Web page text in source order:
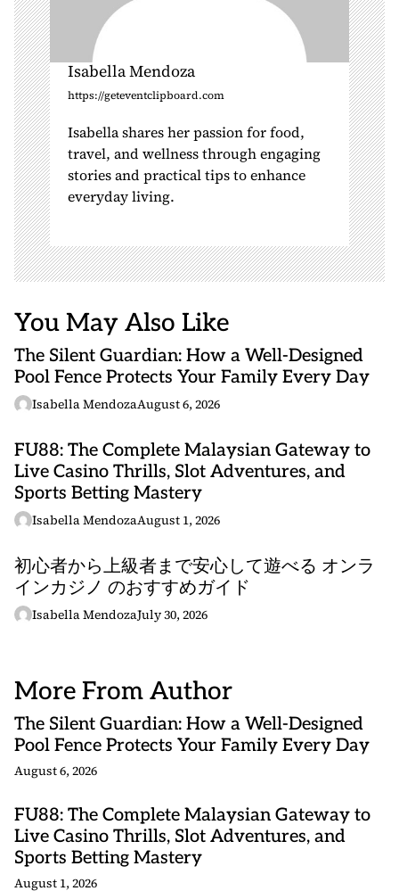
Isabella Mendoza
https://geteventclipboard.com
Isabella shares her passion for food,
travel, and wellness through engaging
stories and practical tips to enhance
everyday living.
You May Also Like
The Silent Guardian: How a Well-Designed
Pool Fence Protects Your Family Every Day
Isabella MendozaAugust 6, 2026
FU88: The Complete Malaysian Gateway to
Live Casino Thrills, Slot Adventures, and
Sports Betting Mastery
Isabella MendozaAugust 1, 2026
初心者から上級者まで安心して遊べる オンラ
インカジノ のおすすめガイド
Isabella MendozaJuly 30, 2026
More From Author
The Silent Guardian: How a Well-Designed
Pool Fence Protects Your Family Every Day
August 6, 2026
FU88: The Complete Malaysian Gateway to
Live Casino Thrills, Slot Adventures, and
Sports Betting Mastery
August 1, 2026